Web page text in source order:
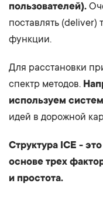
пользователей).
поставлять (deliver)
функции.
Для расстановки
спектр методов.
используем
идей в дорожной
Структура ICE -
основе трех
и простота.